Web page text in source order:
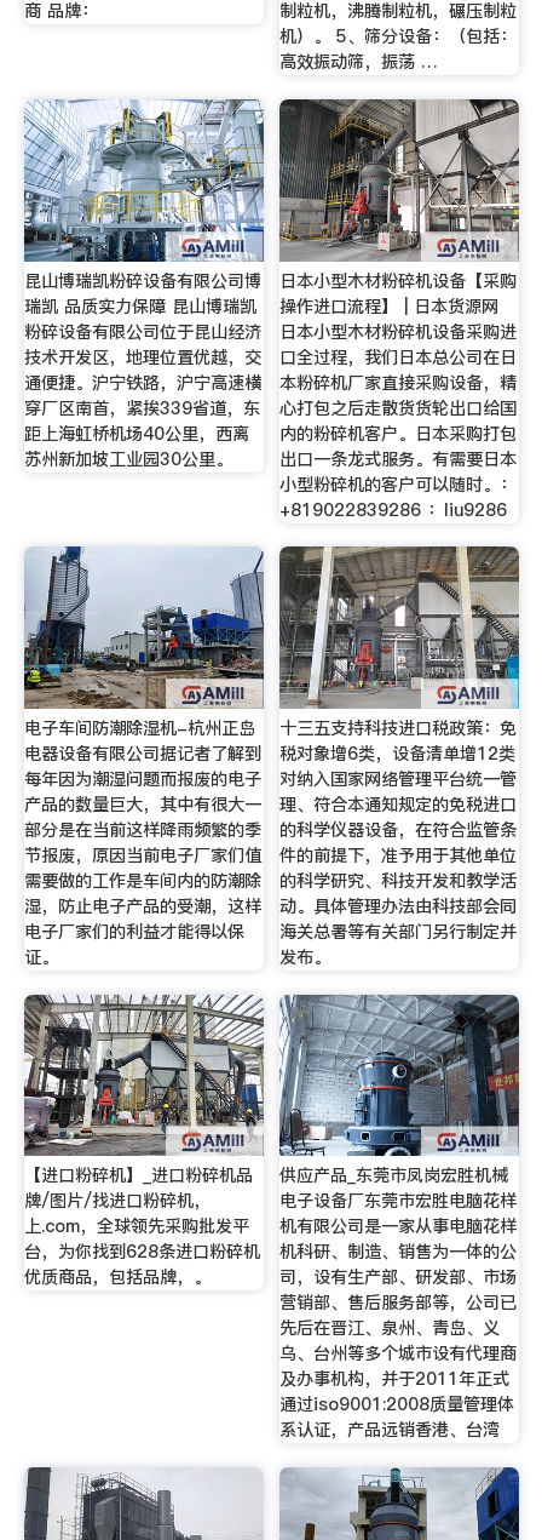
商 品牌：
制粒机，沸腾制粒机，碾压制粒
机）。 5、筛分设备：（包括：
高效振动筛，振荡 …
昆山博瑞凯粉碎设备有限公司博
瑞凯 品质实力保障 昆山博瑞凯
粉碎设备有限公司位于昆山经济
技术开发区，地理位置优越，交
通便捷。沪宁铁路，沪宁高速横
穿厂区南首，紧挨339省道，东
距上海虹桥机场40公里，西离
苏州新加坡工业园30公里。
日本小型木材粉碎机设备【采购
操作进口流程】 | 日本货源网
日本小型木材粉碎机设备采购进
口全过程，我们日本总公司在日
本粉碎机厂家直接采购设备，精
心打包之后走散货货轮出口给国
内的粉碎机客户。日本采购打包
出口一条龙式服务。有需要日本
小型粉碎机的客户可以随时。：
+819022839286 ：liu9286
电子车间防潮除湿机-杭州正岛
电器设备有限公司据记者了解到
每年因为潮湿问题而报废的电子
产品的数量巨大，其中有很大一
部分是在当前这样降雨频繁的季
节报废，原因当前电子厂家们值
需要做的工作是车间内的防潮除
湿，防止电子产品的受潮，这样
电子厂家们的利益才能得以保
证。
十三五支持科技进口税政策：免
税对象增6类，设备清单增12类
对纳入国家网络管理平台统一管
理、符合本通知规定的免税进口
的科学仪器设备，在符合监管条
件的前提下，准予用于其他单位
的科学研究、科技开发和教学活
动。具体管理办法由科技部会同
海关总署等有关部门另行制定并
发布。
【进口粉碎机】_进口粉碎机品
牌/图片/找进口粉碎机，
上.com，全球领先采购批发平
台，为你找到628条进口粉碎机
优质商品，包括品牌，。
供应产品_东莞市凤岗宏胜机械
电子设备厂东莞市宏胜电脑花样
机有限公司是一家从事电脑花样
机科研、制造、销售为一体的公
司，设有生产部、研发部、市场
营销部、售后服务部等，公司已
先后在晋江、泉州、青岛、义
乌、台州等多个城市设有代理商
及办事机构，并于2011年正式
通过iso9001:2008质量管理体
系认证，产品远销香港、台湾